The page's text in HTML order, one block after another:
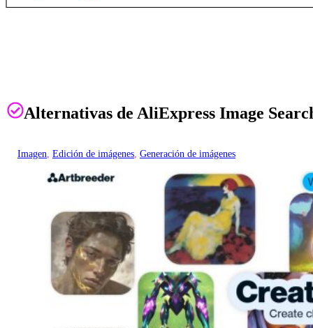
Alternativas de AliExpress Image
Imagen, Edición de imágenes, Generación de imágenes